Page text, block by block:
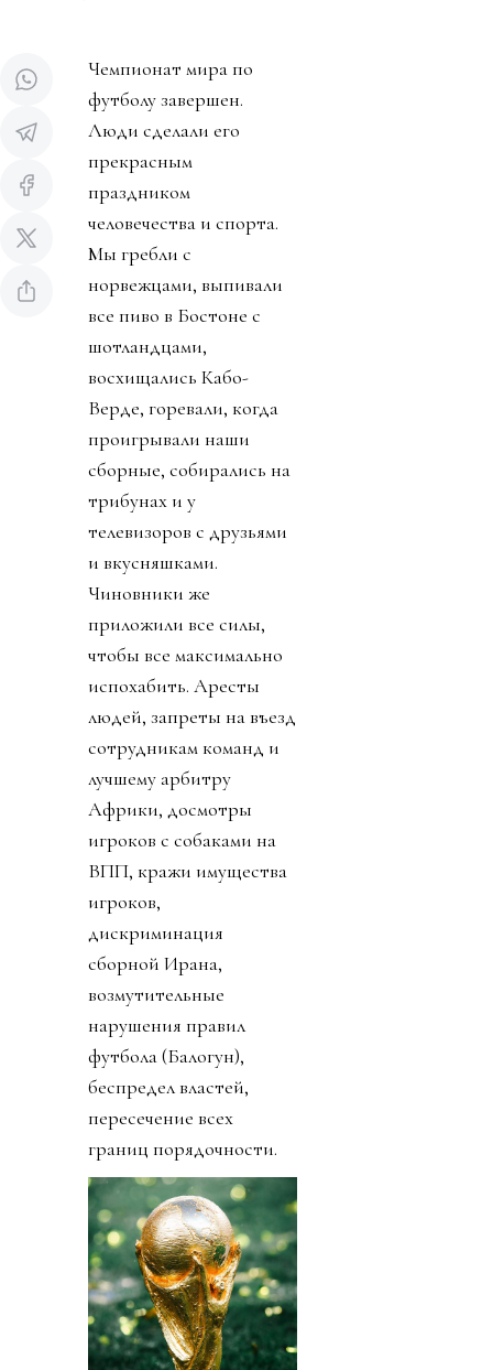
Чемпионат мира по
футболу завершен.
Люди сделали его
прекрасным
праздником
человечества и спорта.
Мы гребли с
норвежцами, выпивали
все пиво в Бостоне с
шотландцами,
восхищались Кабо-
Верде, горевали, когда
проигрывали наши
сборные, собирались на
трибунах и у
телевизоров с друзьями
и вкусняшками.
Чиновники же
приложили все силы,
чтобы все максимально
испохабить. Аресты
людей, запреты на въезд
сотрудникам команд и
лучшему арбитру
Африки, досмотры
игроков с собаками на
ВПП, кражи имущества
игроков,
дискриминация
сборной Ирана,
возмутительные
нарушения правил
футбола (Балогун),
беспредел властей,
пересечение всех
границ порядочности.